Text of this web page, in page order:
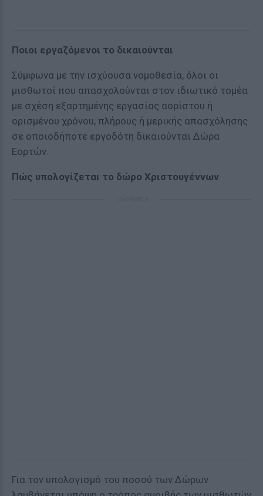
Ποιοι εργαζόμενοι το δικαιούνται
Σύμφωνα με την ισχύουσα νομοθεσία, όλοι οι
μισθωτοί που απασχολούνται στον ιδιωτικό τομέα
με σχέση εξαρτημένης εργασίας αορίστου ή
ορισμένου χρόνου, πλήρους ή μερικής απασχόλησης
σε οποιοδήποτε εργοδότη δικαιούνται Δώρα
Εορτών.
Πώς υπολογίζεται το δώρο Χριστουγέννων
Για τον υπολογισμό του ποσού των Δώρων